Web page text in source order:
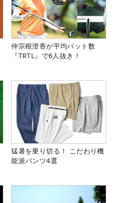
仲宗根澄香が平均パット数
『TRTL』で6人抜き！
猛暑を乗り切る！ こだわり機
能派パンツ4選